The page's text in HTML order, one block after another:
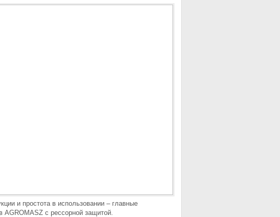
и простота в использовании – главные
AGROMASZ с рессорной защитой.